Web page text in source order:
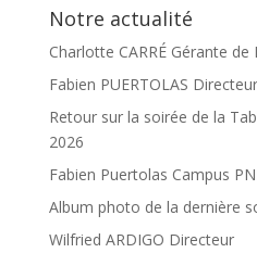
Notre actualité
Charlotte CARRÉ Gérante de
Fabien PUERTOLAS
Retour sur la soirée de la
2026
Fabien Puertolas Campus
Album photo de la dernière
Wilfried ARDIGO Directeur